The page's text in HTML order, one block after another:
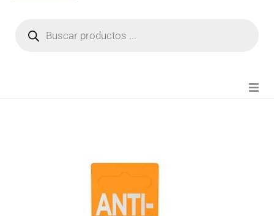
MODA CHICA